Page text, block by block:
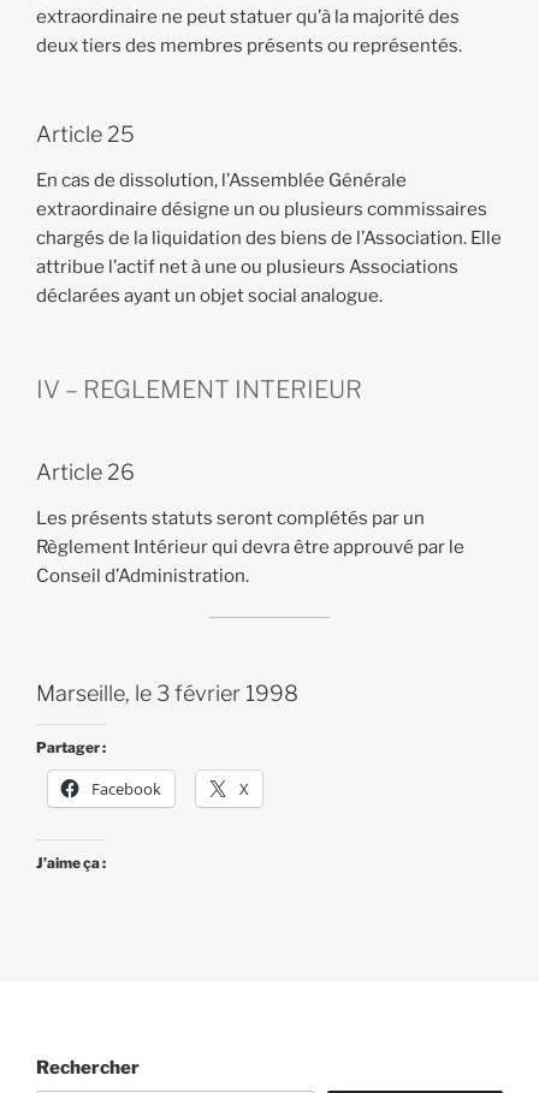
extraordinaire ne peut statuer qu’à la majorité des
deux tiers des membres présents ou représentés.
Article 25
En cas de dissolution, l’Assemblée Générale
extraordinaire désigne un ou plusieurs commissaires
chargés de la liquidation des biens de l’Association. Elle
attribue l’actif net à une ou plusieurs Associations
déclarées ayant un objet social analogue.
IV – REGLEMENT INTERIEUR
Article 26
Les présents statuts seront complétés par un
Règlement Intérieur qui devra être approuvé par le
Conseil d’Administration.
Marseille, le 3 février 1998
Partager :
Facebook X
J’aime ça :
Rechercher